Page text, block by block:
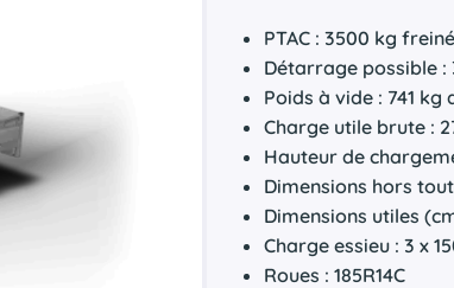
PTAC : 3500 kg
Détarrage possible :
Poids à vide : 741 kg
Charge utile brute :
Hauteur de
Dimensions hors
Dimensions utiles
Charge essieu : 3 x
Roues : 185R14C